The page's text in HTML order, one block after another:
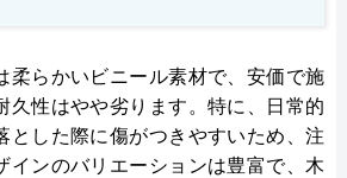
柔らかいビニール素材で、安価で施
久性はやや劣ります。特に、日常的
とした際に傷がつきやすいため、注
インのバリエーションは豊富で、木